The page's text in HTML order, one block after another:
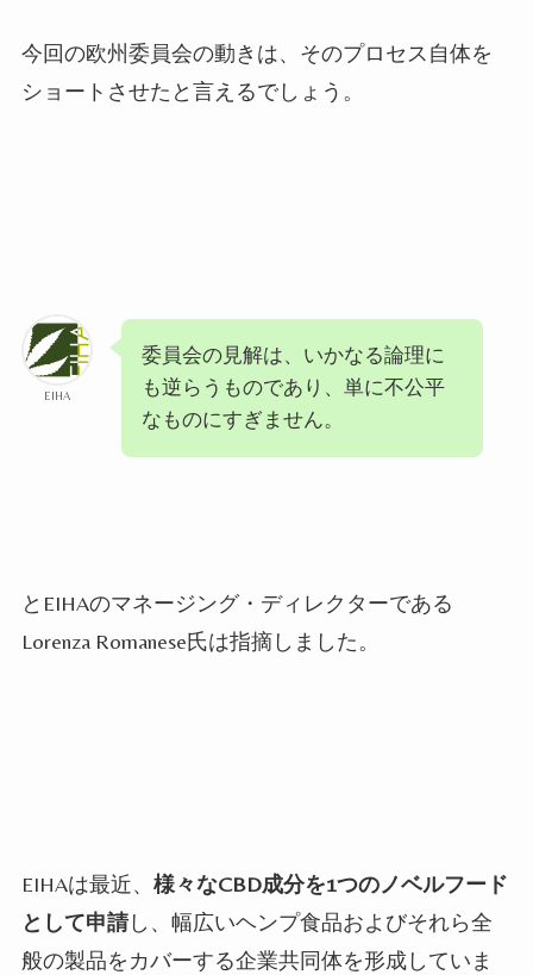
今回の欧州委員会の動きは、そのプロセス自体を
ショートさせたと言えるでしょう。
EIHA
委員会の見解は、いかなる論理に
も逆らうものであり、単に不公平
なものにすぎません。
とEIHAのマネージング・ディレクターである
Lorenza Romanese氏は指摘しました。
EIHAは最近、 様々なCBD成分を1つのノベルフード
として申請し、幅広いヘンプ食品およびそれら全
般の製品をカバーする企業共同体を形成していま